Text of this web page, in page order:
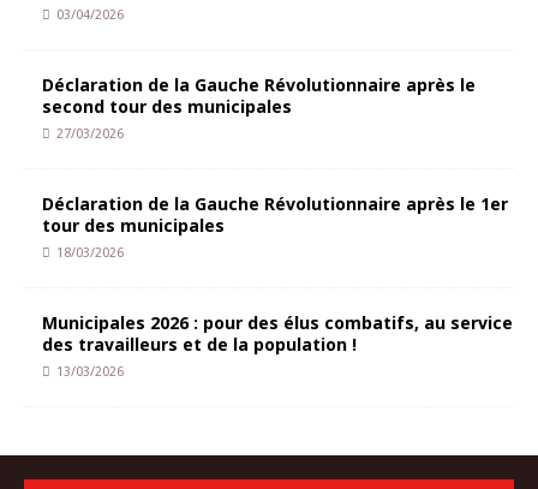
03/04/2026
Déclaration de la Gauche Révolutionnaire après le
second tour des municipales
27/03/2026
Déclaration de la Gauche Révolutionnaire après le 1er
tour des municipales
18/03/2026
Municipales 2026 : pour des élus combatifs, au service
des travailleurs et de la population !
13/03/2026